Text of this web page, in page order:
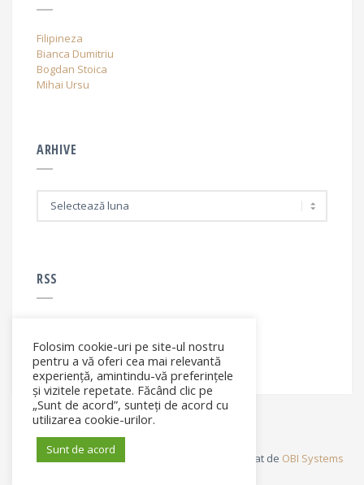
Filipineza
Bianca Dumitriu
Bogdan Stoica
Mihai Ursu
ARHIVE
RSS
RSS - articole
© Elena Filip. All rights reserved ® - Site dezvoltat de OBI Systems
Folosim cookie-uri pe site-ul nostru
pentru a vă oferi cea mai relevantă
experiență, amintindu-vă preferințele
și vizitele repetate. Făcând clic pe
„Sunt de acord”, sunteți de acord cu
utilizarea cookie-urilor.
Sunt de acord